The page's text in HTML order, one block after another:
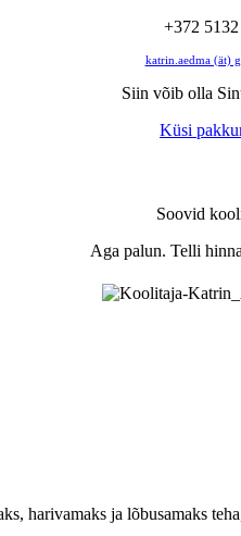
+372
katrin.aedma (ät)
Siin võib olla
Küsi
Soovid
Aga palun. Telli
harivamaks ja lõbusamaks